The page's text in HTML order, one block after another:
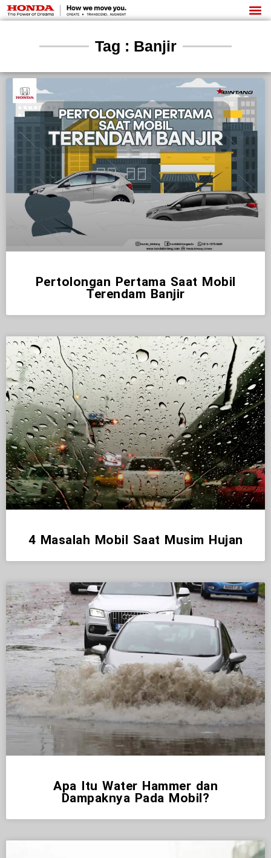
Tag : Banjir
Pertolongan Pertama Saat Mobil
Terendam Banjir
4 Masalah Mobil Saat Musim Hujan
Apa Itu Water Hammer dan
Dampaknya Pada Mobil?